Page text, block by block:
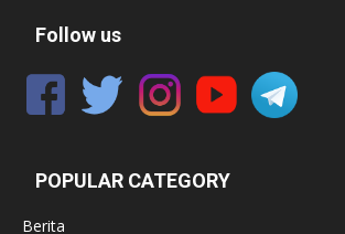
Follow us
POPULAR CATEGORY
Berita